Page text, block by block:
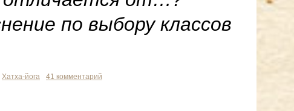
по выбору классов
Хатха-йога 41 комментарий